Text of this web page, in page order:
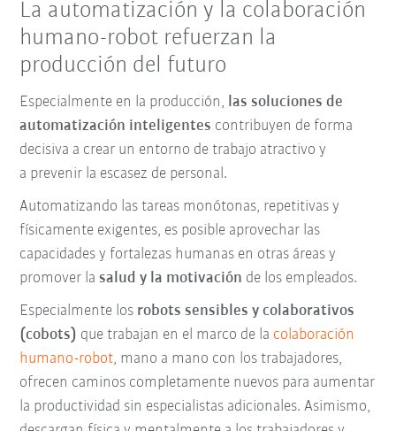
La automatización y la colaboración
humano-robot refuerzan la
producción del futuro
Especialmente en la producción, las soluciones de
automatización inteligentes contribuyen de forma
decisiva a crear un entorno de trabajo atractivo y
a prevenir la escasez de personal.
Automatizando las tareas monótonas, repetitivas y
físicamente exigentes, es posible aprovechar las
capacidades y fortalezas humanas en otras áreas y
promover la salud y la motivación de los empleados.
Especialmente los robots sensibles y colaborativos
(cobots) que trabajan en el marco de la colaboración
humano-robot, mano a mano con los trabajadores,
ofrecen caminos completamente nuevos para aumentar
la productividad sin especialistas adicionales. Asimismo,